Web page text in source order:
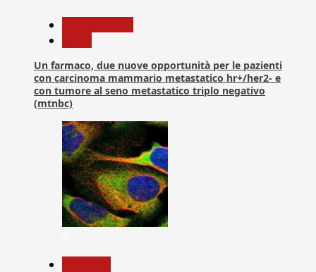
Un farmaco, due nuove opportunità per le pazienti
con carcinoma mammario metastatico hr+/her2- e
con tumore al seno metastatico triplo negativo
(mtnbc)